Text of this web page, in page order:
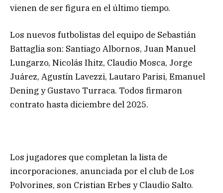
vienen de ser figura en el último tiempo.
Los nuevos futbolistas del equipo de Sebastián
Battaglia son: Santiago Albornos, Juan Manuel
Lungarzo, Nicolás Ihitz, Claudio Mosca, Jorge
Juárez, Agustín Lavezzi, Lautaro Parisi, Emanuel
Dening y Gustavo Turraca. Todos firmaron
contrato hasta diciembre del 2025.
Los jugadores que completan la lista de
incorporaciones, anunciada por el club de Los
Polvorines, son Cristian Erbes y Claudio Salto.